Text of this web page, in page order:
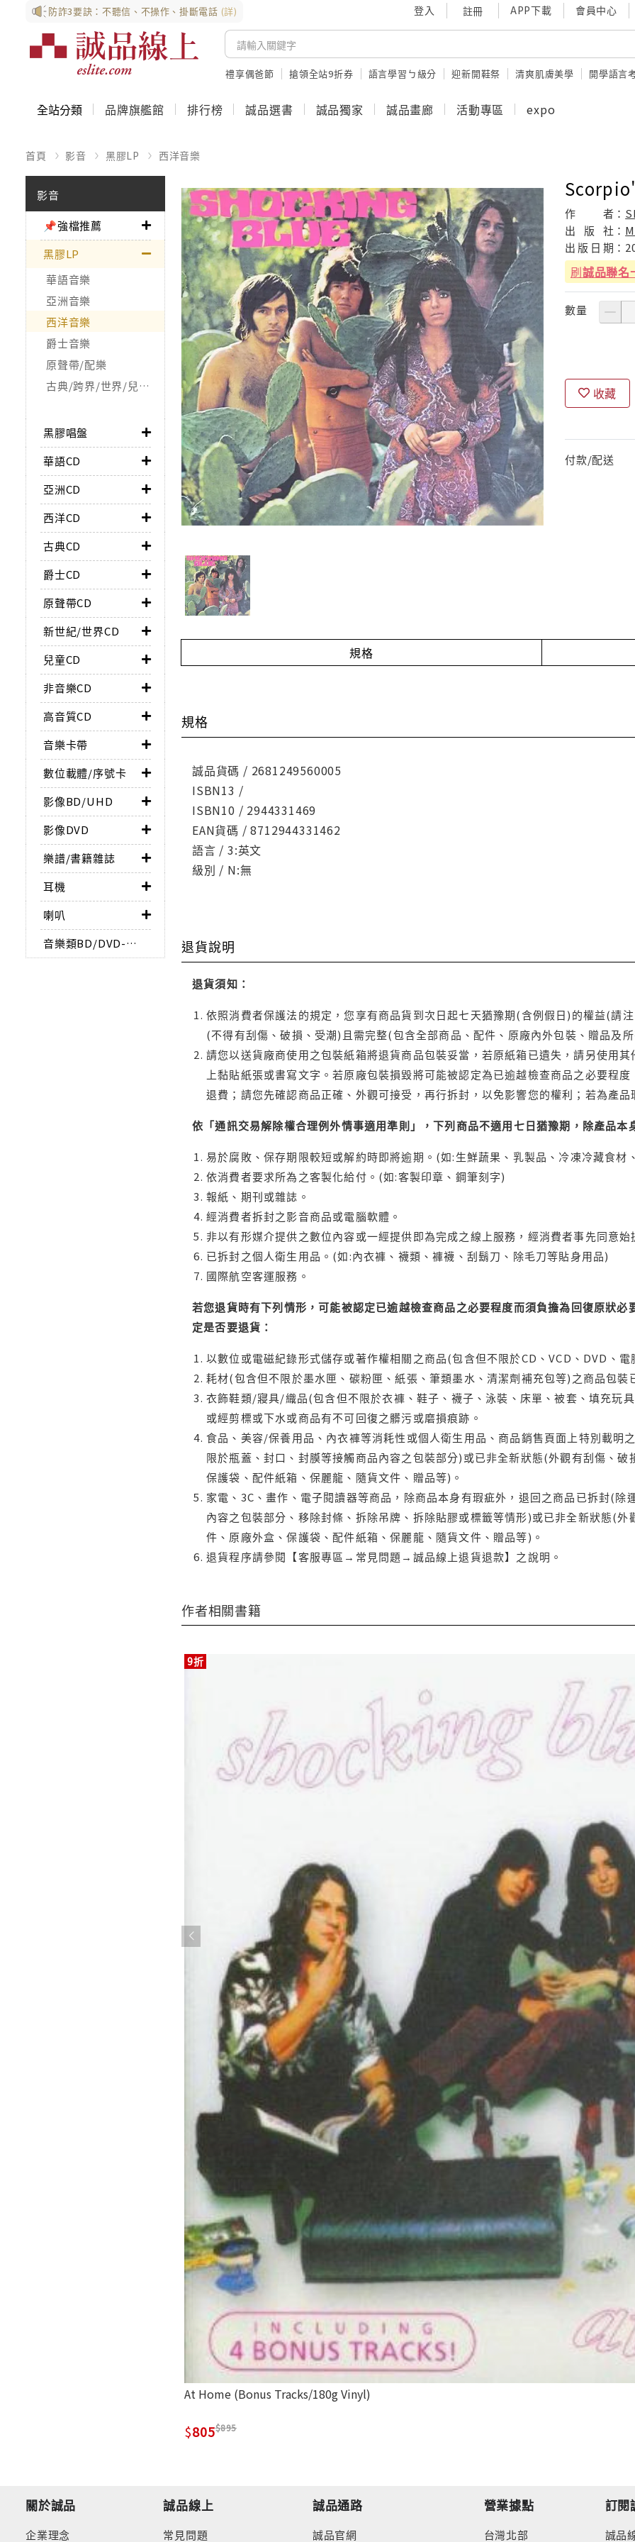
防詐3要訣：不聽信、不操作、掛斷電話 (詳) 登入 註冊 APP下載 會員中心
禮享偶爸節 搶領全站9折券 語言學習ㄅ級分 迎新開鞋祭 清爽肌膚美學 開學語言
全站分類 品牌旗艦館 排行榜 誠品選書 誠品獨家 誠品畫廊 活動專區 expo
首頁 影音 黑膠LP 西洋音樂
影音
📌強檔推薦
黑膠LP
華語音樂
亞洲音樂
西洋音樂
爵士音樂
原聲帶/配樂
古典/跨界/世界/兒童/非音樂類
黑膠唱盤
華語CD
亞洲CD
西洋CD
古典CD
爵士CD
原聲帶CD
新世紀/世界CD
兒童CD
非音樂CD
高音質CD
音樂卡帶
數位載體/序號卡
影像BD/UHD
影像DVD
樂譜/書籍雜誌
耳機
喇叭
音樂類BD/DVD-AUDIO
作 者：
出
版 社：
出 版 日 期：
刷誠品聯名
數量
收藏
付款/配送
規格
規格
誠品貨碼 / 2681249560005
ISBN13 /
ISBN10 / 2944331469
EAN貨碼 / 8712944331462
語言 / 3:英文
級別 / N:無
退貨說明
退貨須知：
依照消費者保護法的規定，您享有商品貨到次日起七天猶豫期(含例假日)的權益(請
(不得有刮傷、破損、受潮)且需完整(包含全部商品、配件、原廠內外包裝、贈品及
請您以送貨廠商使用之包裝紙箱將退貨商品包裝妥當，若原紙箱已遺失，請另使用
上黏貼紙張或書寫文字。若原廠包裝損毀將可能被認定為已逾越檢查商品之必要程
退費；請您先確認商品正確、外觀可接受，再行拆封，以免影響您的權利；若為產
依「通訊交易解除權合理例外情事適用準則」，下列商品不適用七日猶豫期，除產品本
易於腐敗、保存期限較短或解約時即將逾期。(如:生鮮蔬果、乳製品、冷凍冷藏食材
依消費者要求所為之客製化給付。(如:客製印章、鋼筆刻字)
報紙、期刊或雜誌。
經消費者拆封之影音商品或電腦軟體。
非以有形媒介提供之數位內容或一經提供即為完成之線上服務，經消費者事先同意
已拆封之個人衛生用品。(如:內衣褲、襪類、褲襪、刮鬍刀、除毛刀等貼身用品)
國際航空客運服務。
若您退貨時有下列情形，可能被認定已逾越檢查商品之必要程度而須負擔為回復原狀
定是否要退貨：
以數位或電磁紀錄形式儲存或著作權相關之商品(包含但不限於CD、VCD、DVD、
耗材(包含但不限於墨水匣、碳粉匣、紙張、筆類墨水、清潔劑補充包等)之商品包
衣飾鞋類/寢具/織品(包含但不限於衣褲、鞋子、襪子、泳裝、床單、被套、填充玩
或經剪標或下水或商品有不可回復之髒污或磨損痕跡。
食品、美容/保養用品、內衣褲等消耗性或個人衛生用品、商品銷售頁面上特別載明
限於瓶蓋、封口、封膜等接觸商品內容之包裝部分)或已非全新狀態(外觀有刮傷、
保護袋、配件紙箱、保麗龍、隨貨文件、贈品等)。
家電、3C、畫作、電子閱讀器等商品，除商品本身有瑕疵外，退回之商品已拆封(
內容之包裝部分、移除封條、拆除吊牌、拆除貼膠或標籤等情形)或已非全新狀態(
件、原廠外盒、保護袋、配件紙箱、保麗龍、隨貨文件、贈品等)。
退貨程序請參閱【客服專區→常見問題→誠品線上退貨退款】之說明。
作者相關書籍
9折
At Home (Bonus Tracks/180g Vinyl)
805 895
關於誠品
企業理念
誠品線上
常見問題
誠品通路
誠品官網
營業據點
台灣北部
訂閱
誠品